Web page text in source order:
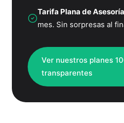
Tarifa Plana de
mes. Sin sorpresas al
Ver nuestros planes
transparentes